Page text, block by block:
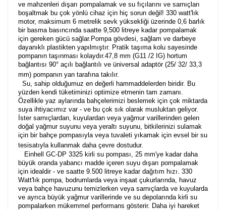
ve mahzenleri dışarı pompalamak ve su fıçılarını ve sarnıçları
boşaltmak bu çok yönlü cihaz için hiç sorun değil! 330 watt'lık
motor, maksimum 6 metrelik sevk yüksekliği üzerinde 0,6 barlık
bir basma basıncında saatte 9,500 litreye kadar pompalamak
için gereken gücü sağlar.Pompa gövdesi, sağlam ve darbeye
dayanıklı plastikten yapılmıştır. Pratik taşıma kolu sayesinde
pompanın taşınması kolaydır.47,8 mm (G11 /2 IG) hortum
bağlantısı 90° açılı bağlantılı ve üniversal adaptör (25/ 32/ 33,3
mm) pompanın yan tarafına takılır.
Su, sahip olduğumuz en değerli hammaddelerden biridir. Bu
yüzden kendi tüketiminizi optimize etmenin tam zamanı.
Özellikle yaz aylarında bahçelerimizi beslemek için çok miktarda
suya ihtiyacımız var - ve bu çok sık olarak musluktan geliyor.
İster sarnıçlardan, kuyulardan veya yağmur varillerinden gelen
doğal yağmur suyunu veya yeraltı suyunu, bitkilerinizi sulamak
için bir bahçe pompasıyla veya tuvaleti yıkamak için evsel bir su
tesisatıyla kullanmak daha çevre dostudur.
Einhell GC-DP 3325 kirli su pompası, 25 mm'ye kadar daha
büyük oranda yabancı madde içeren suyu dışarı pompalamak
için idealdir - ve saatte 9.500 litreye kadar dağıtım hızı. 330
Watt'lık pompa, bodrumlarda veya inşaat çukurlarında, havuz
veya bahçe havuzunu temizlerken veya sarnıçlarda ve kuyularda
ve ayrıca büyük yağmur varillerinde ve su depolarında kirli su
pompalarken mükemmel performans gösterir. Daha iyi hareket